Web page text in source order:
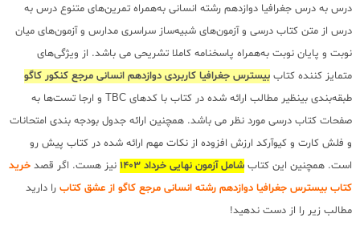
درس به درس جغرافیا دوازدهم رشته انسانی به‌همراه تمرین‌های متنوع درس به
درس از متن کتاب درسی و آزمون‌های شبیه‌ساز سراسری مدارس و آزمون‌های میان
نوبت و پایان نوبت به‌همراه پاسخنامه کاملا تشریحی می باشد. از ویژگی‌های
متمایز کننده کتاب بیسترس جغرافیا کاربردی دوازدهم انسانی مرجع کنکور کاگو
طبقه‌بندی بینظیر مطالب ارائه شده در کتاب با کدهای TBC و ارجا تست‌ها به
صفحات کتاب درسی مورد نظر می باشد. همچنین ارائه جدول بودجه بندی امتحانات
و فلش کارت و کیوآرکد ارزش افزوده از نکات مهم ارائه شده در کتاب پیش رو
است. همچنین این کتاب شامل آزمون نهایی خرداد 1403 نیز هست. اگر قصد خرید
کتاب بیسترس جغرافیا دوازدهم رشته انسانی مرجع کاگو از عشق کتاب را دارید
مطالب زیر را از دست ندهید!